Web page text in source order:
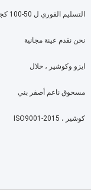
التسليم الفوري ل 50-100 كجم.
نحن نقدم عينة مجانية
ايزو وكوشير ، حلال
مسحوق ناعم أصفر بني
كوشير ، ISO9001-2015